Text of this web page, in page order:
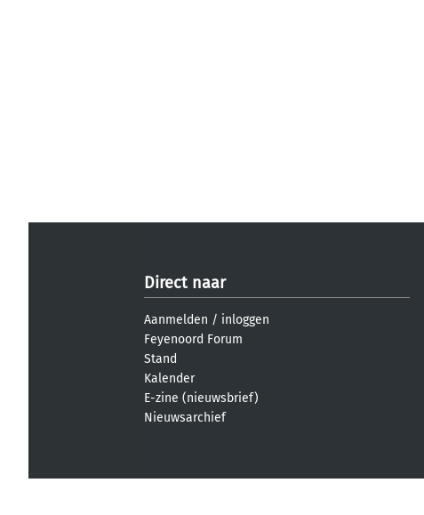
Direct naar
Aanmelden / inloggen
Feyenoord Forum
Stand
Kalender
E-zine (nieuwsbrief)
Nieuwsarchief